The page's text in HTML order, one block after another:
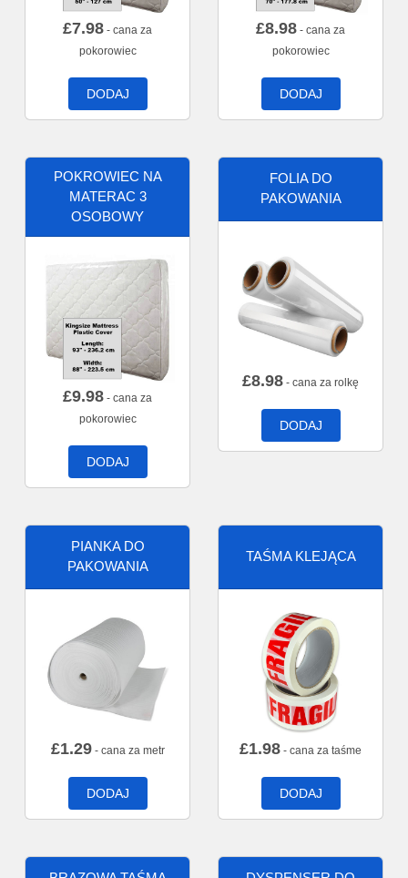
£7.98 - cana za
pokorowiec
DODAJ
£8.98 - cana za
pokorowiec
DODAJ
POKROWIEC NA
MATERAC 3
OSOBOWY
£9.98 - cana za
pokorowiec
DODAJ
FOLIA DO
PAKOWANIA
£8.98 - cana za rolkę
DODAJ
PIANKA DO
PAKOWANIA
£1.29- cana za metr
DODAJ
TAŚMA KLEJĄCA
£1.98 - cana za taśme
DODAJ